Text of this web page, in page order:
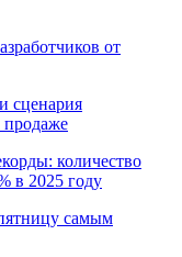
от
сценария
продаже
количество
в 2025 году
самым